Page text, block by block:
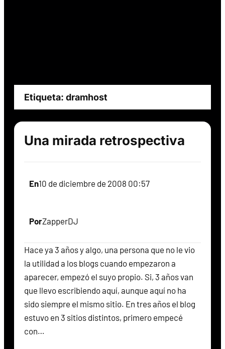
Etiqueta: dramhost
Una mirada retrospectiva
En10 de diciembre de 2008 00:57
PorZapperDJ
Hace ya 3 años y algo, una persona que no le vio
la utilidad a los blogs cuando empezaron a
aparecer, empezó el suyo propio. Si, 3 años van
que llevo escribiendo aquí, aunque aquí no ha
sido siempre el mismo sitio. En tres años el blog
estuvo en 3 sitios distintos, primero empecé
con…